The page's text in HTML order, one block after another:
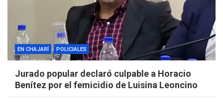
EN CHAJARÍ POLICIALES
Jurado popular declaró culpable a Horacio
Benítez por el femicidio de Luisina Leoncino